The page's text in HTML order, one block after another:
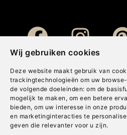
Wij gebruiken cookies
Deze website maakt gebruik van
trackingtechnologieën om uw
de volgende doeleinden: om de
mogelijk te maken , om een betere
bieden, om uw interesse in onze
en marketinginteracties te
geven die relevanter voor u zijn.